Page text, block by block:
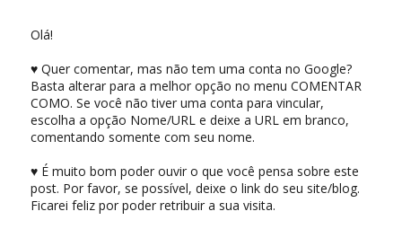
Olá!
♥ Quer comentar, mas não tem uma conta no Google?
Basta alterar para a melhor opção no menu COMENTAR
COMO. Se você não tiver uma conta para vincular,
escolha a opção Nome/URL e deixe a URL em branco,
comentando somente com seu nome.
♥ É muito bom poder ouvir o que você pensa sobre este
post. Por favor, se possível, deixe o link do seu site/blog.
Ficarei feliz por poder retribuir a sua visita.